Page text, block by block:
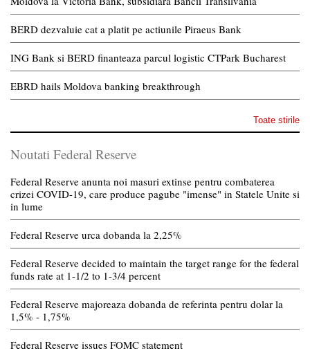
BERD dezvaluie cat a platit pe actiunile Piraeus Bank
ING Bank si BERD finanteaza parcul logistic CTPark Bucharest
EBRD hails Moldova banking breakthrough
Toate stirile
Noutati Federal Reserve
Federal Reserve anunta noi masuri extinse pentru combaterea
crizei COVID-19, care produce pagube "imense" in Statele Unite si
in lume
Federal Reserve urca dobanda la 2,25%
Federal Reserve decided to maintain the target range for the federal
funds rate at 1-1/2 to 1-3/4 percent
Federal Reserve majoreaza dobanda de referinta pentru dolar la
1,5% - 1,75%
Federal Reserve issues FOMC statement